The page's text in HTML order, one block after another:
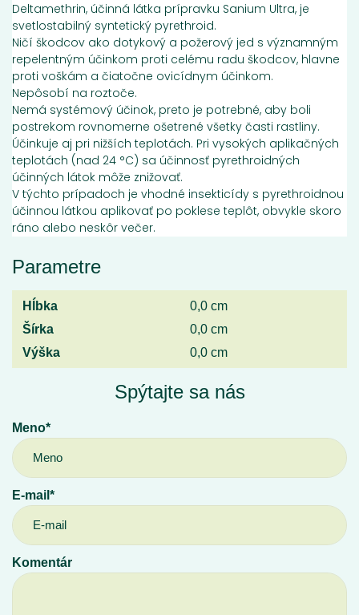
Deltamethrin, účinná látka prípravku Sanium Ultra, je
svetlostabilný syntetický pyrethroid.
Ničí škodcov ako dotykový a požerový jed s významným
repelentným účinkom proti celému radu škodcov, hlavne
proti voškám a čiatočne ovicídnym účinkom.
Nepôsobí na roztoče.
Nemá systémový účinok, preto je potrebné, aby boli
postrekom rovnomerne ošetrené všetky časti rastliny.
Účinkuje aj pri nižších teplotách. Pri vysokých aplikačných
teplotách (nad 24 °C) sa účinnosť pyrethroidných
účinných látok môže znižovať.
V týchto prípadoch je vhodné insekticídy s pyrethroidnou
účinnou látkou aplikovať po poklese teplôt, obvykle skoro
ráno alebo neskôr večer.
Parametre
Hĺbka
0,0 cm
Šírka
0,0 cm
Výška
0,0 cm
Spýtajte sa nás
Meno*
E-mail*
Komentár